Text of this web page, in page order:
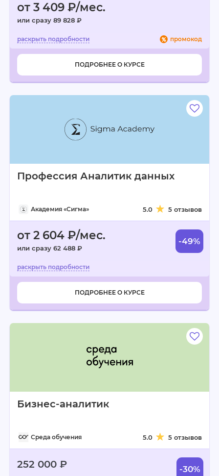
от 3 409 ₽/мес.
или сразу 89 828 ₽
промокод
ПОДРОБНЕЕ О КУРСЕ
Профессия Аналитик данных
Академия «Сигма» 5.0 5 отзывов
от 2 604 ₽/мес.
или сразу 62 488 ₽
-49%
ПОДРОБНЕЕ О КУРСЕ
Бизнес-аналитик
Среда обучения 5.0 5 отзывов
252 000 ₽ -30%